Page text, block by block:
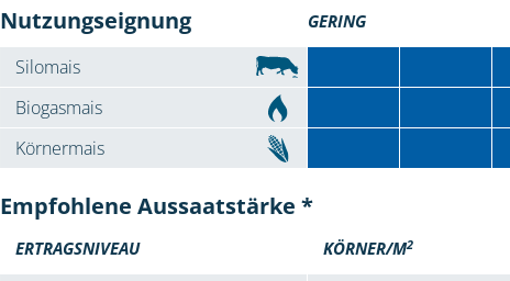
Nutzungseignung GERING
Silomais
Biogasmais
Körnermais
Empfohlene Aussaatstärke *
ERTRAGSNIVEAU KÖRNER/M2